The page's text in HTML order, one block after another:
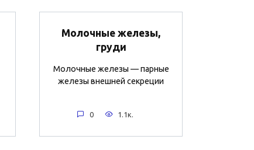
Молочные железы,
груди
Молочные железы — парные
железы внешней секреции
0 1.1к.